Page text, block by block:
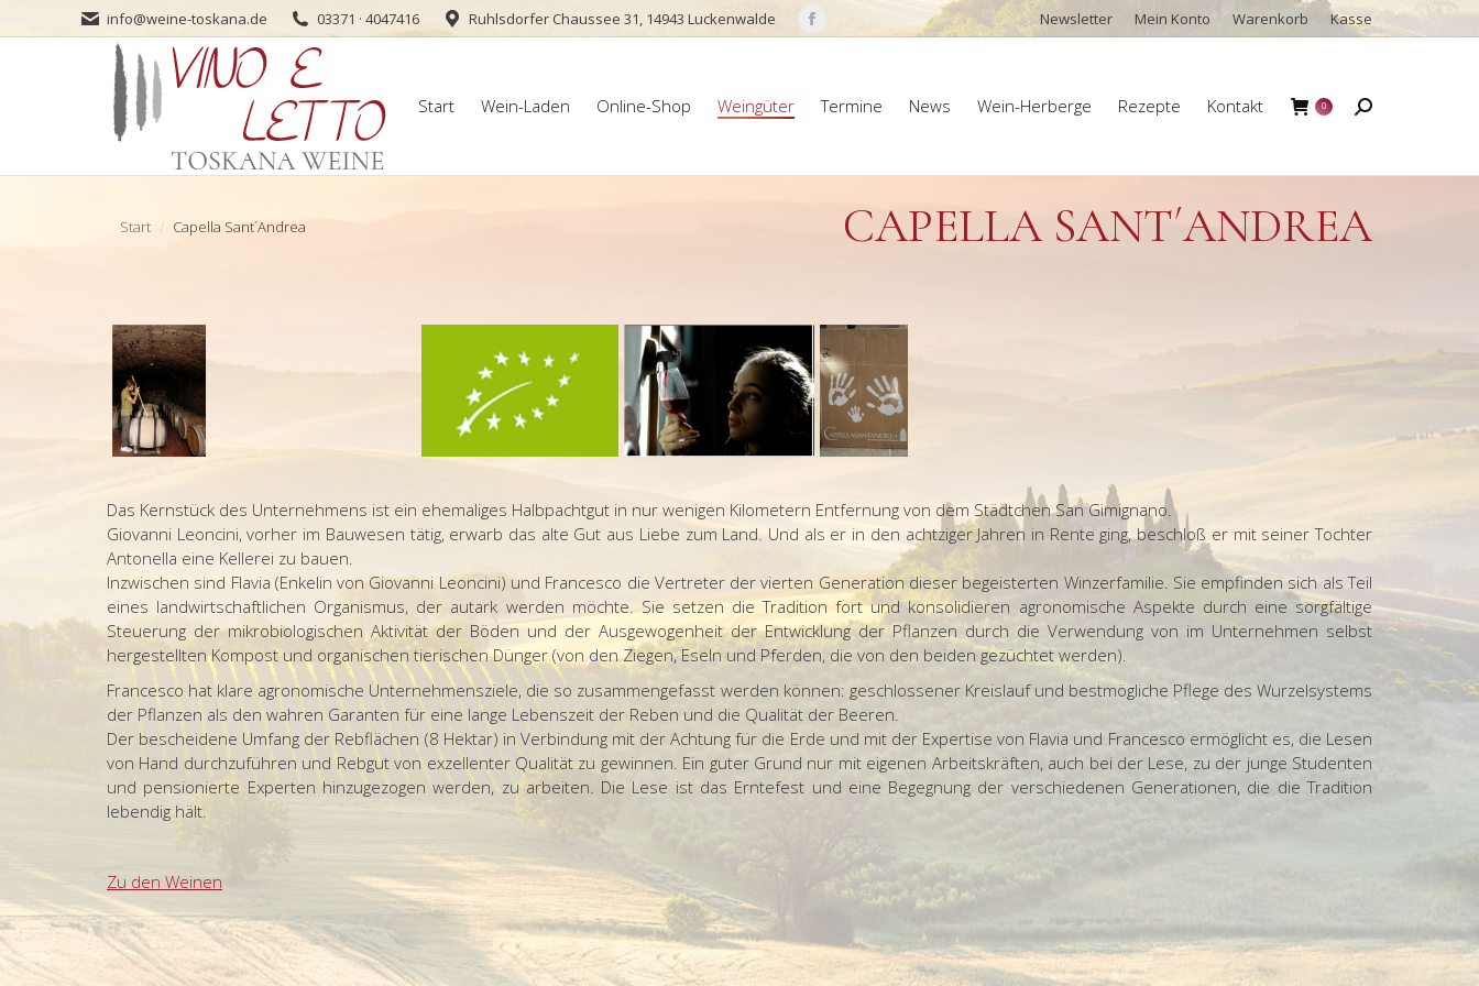
info@weine-toskana.de 03371 · 4047416 Ruhlsdorfer Chaussee 31, 14943 Luckenwalde
Facebook
window
Newsletter Mein Konto Warenkorb Kasse
Start Wein-Laden Online-Shop Weingüter Termine News Wein-Herberge Rezepte Kontakt 0 Search:
Sie befinden sich hier:
Start Capella Sant´Andrea CAPELLA SANT´ANDREA
Das Kernstück des Unternehmens ist ein ehemaliges Halbpachtgut in nur wenigen Kilometern Entfernung von dem Städtchen San Gimignano.
Giovanni Leoncini, vorher im Bauwesen tätig, erwarb das alte Gut aus Liebe zum Land. Und als er in den achtziger Jahren in Rente ging, beschloß er mit seiner Tochter
Antonella eine Kellerei zu bauen.
Inzwischen sind Flavia (Enkelin von Giovanni Leoncini) und Francesco die Vertreter der vierten Generation dieser begeisterten Winzerfamilie. Sie empfinden sich als Teil
eines landwirtschaftlichen Organismus, der autark werden möchte. Sie setzen die Tradition fort und konsolidieren agronomische Aspekte durch eine sorgfältige
Steuerung der mikrobiologischen Aktivität der Böden und der Ausgewogenheit der Entwicklung der Pflanzen durch die Verwendung von im Unternehmen selbst
hergestellten Kompost und organischen tierischen Dünger (von den Ziegen, Eseln und Pferden, die von den beiden gezüchtet werden).
Francesco hat klare agronomische Unternehmensziele, die so zusammengefasst werden können: geschlossener Kreislauf und bestmögliche Pflege des Wurzelsystems
der Pflanzen als den wahren Garanten für eine lange Lebenszeit der Reben und die Qualität der Beeren.
Der bescheidene Umfang der Rebflächen (8 Hektar) in Verbindung mit der Achtung für die Erde und mit der Expertise von Flavia und Francesco ermöglicht es, die Lesen
von Hand durchzuführen und Rebgut von exzellenter Qualität zu gewinnen. Ein guter Grund nur mit eigenen Arbeitskräften, auch bei der Lese, zu der junge Studenten
und pensionierte Experten hinzugezogen werden, zu arbeiten. Die Lese ist das Erntefest und eine Begegnung der verschiedenen Generationen, die die Tradition
lebendig hält.
Zu den Weinen